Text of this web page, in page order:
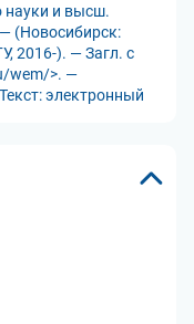
науки и высш.
(Новосибирск:
2016-). — Загл. с
wem/>. —
электронный